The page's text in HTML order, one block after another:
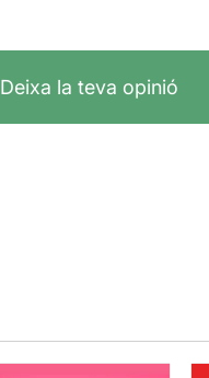
Deixa la teva opinió